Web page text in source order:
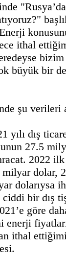
ithal
büyük bir
şu verileri
yılı dış
27.5
2022
dolar,
dolarıysa
ciddi bir dış
göre
enerji
ithal